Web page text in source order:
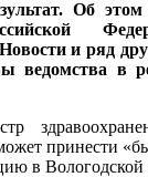
Об
и ряд
в
принести
в Вологодской